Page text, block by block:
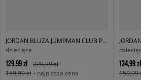
JORDAN BLUZA JUMPMAN CLUB PLEATED FLC CREW GIRL
dziecięce
129,99 zł
229,99 zł
159,99 zł - najniższa cena
134,99 zł
159,99